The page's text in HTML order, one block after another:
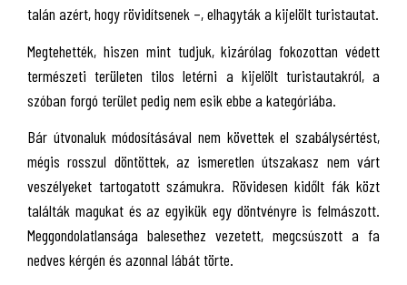
talán azért, hogy rövidítsenek –, elhagyták a kijelölt turistautat.
Megtehették, hiszen mint tudjuk, kizárólag fokozottan védett
természeti területen tilos letérni a kijelölt turistautakról, a
szóban forgó terület pedig nem esik ebbe a kategóriába.
Bár útvonaluk módosításával nem követtek el szabálysértést,
mégis rosszul döntöttek, az ismeretlen útszakasz nem várt
veszélyeket tartogatott számukra. Rövidesen kidőlt fák közt
találták magukat és az egyikük egy döntvényre is felmászott.
Meggondolatlansága balesethez vezetett, megcsúszott a fa
nedves kérgén és azonnal lábát törte.